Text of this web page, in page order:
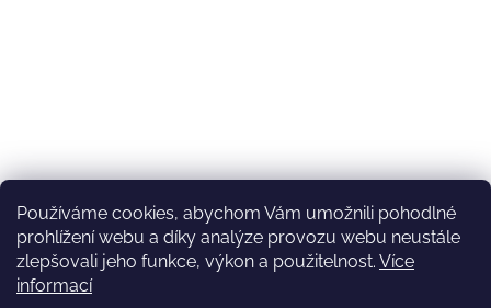
Používáme cookies, abychom Vám umožnili pohodlné
prohlížení webu a díky analýze provozu webu neustále
zlepšovali jeho funkce, výkon a použitelnost. Více
informací